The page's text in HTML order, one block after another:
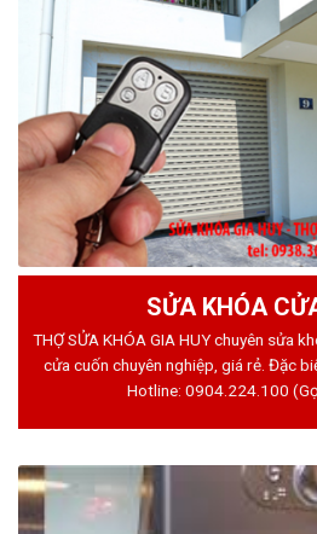
SỬA KHÓA
THỢ SỬA KHÓA GIA HUY chuyên sửa
cửa cuốn chuyên nghiệp, giá rẻ. Đặc
Hotline: 0904.224.100